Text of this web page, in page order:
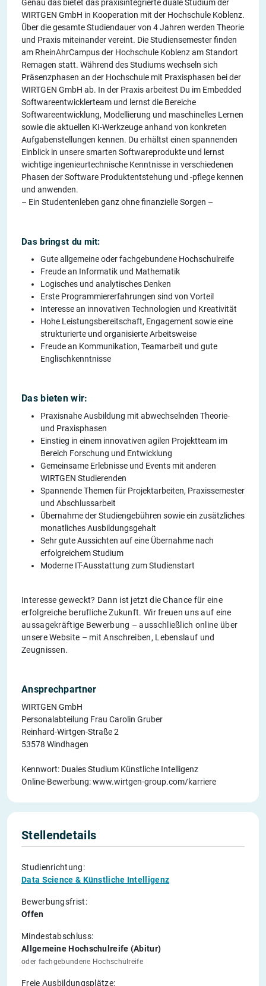
Genau das bietet das praxisintegrierte duale Studium der
WIRTGEN GmbH in Kooperation mit der Hochschule Koblenz.
Über die gesamte Studiendauer von 4 Jahren werden Theorie
und Praxis miteinander vereint. Die Studiensemester finden
am RheinAhrCampus der Hochschule Koblenz am Standort
Remagen statt. Während des Studiums wechseln sich
Präsenzphasen an der Hochschule mit Praxisphasen bei der
WIRTGEN GmbH ab. In der Praxis arbeitest Du im Embedded
Softwareentwicklerteam und lernst die Bereiche
Softwareentwicklung, Modellierung und maschinelles Lernen
sowie die aktuellen KI-Werkzeuge anhand von konkreten
Aufgabenstellungen kennen. Du erhältst einen spannenden
Einblick in unsere smarten Softwareprodukte und lernst
wichtige ingenieurtechnische Kenntnisse in verschiedenen
Phasen der Software Produktentstehung und -pflege kennen
und anwenden.
– Ein Studentenleben ganz ohne finanzielle Sorgen –
Das bringst du mit:
Gute allgemeine oder fachgebundene Hochschulreife
Freude an Informatik und Mathematik
Logisches und analytisches Denken
Erste Programmiererfahrungen sind von Vorteil
Interesse an innovativen Technologien und Kreativität
Hohe Leistungsbereitschaft, Engagement sowie eine
strukturierte und organisierte Arbeitsweise
Freude an Kommunikation, Teamarbeit und gute
Englischkenntnisse
Das bieten wir:
Praxisnahe Ausbildung mit abwechselnden Theorie-
und Praxisphasen
Einstieg in einem innovativen agilen Projektteam im
Bereich Forschung und Entwicklung
Gemeinsame Erlebnisse und Events mit anderen
WIRTGEN Studierenden
Spannende Themen für Projektarbeiten, Praxissemester
und Abschlussarbeit
Übernahme der Studiengebühren sowie ein zusätzliches
monatliches Ausbildungsgehalt
Sehr gute Aussichten auf eine Übernahme nach
erfolgreichem Studium
Moderne IT-Ausstattung zum Studienstart
Interesse geweckt? Dann ist jetzt die Chance für eine
erfolgreiche berufliche Zukunft. Wir freuen uns auf eine
aussagekräftige Bewerbung – ausschließlich online über
unsere Website – mit Anschreiben, Lebenslauf und
Zeugnissen.
Ansprechpartner
WIRTGEN GmbH
Personalabteilung Frau Carolin Gruber
Reinhard-Wirtgen-Straße 2
53578 Windhagen
Kennwort: Duales Studium Künstliche Intelligenz
Online-Bewerbung: www.wirtgen-group.com/karriere
Stellendetails
Studienrichtung:
Data Science & Künstliche Intelligenz
Bewerbungsfrist:
Offen
Mindestabschluss:
Allgemeine Hochschulreife (Abitur)
oder fachgebundene Hochschulreife
Freie Ausbildungsplätze: